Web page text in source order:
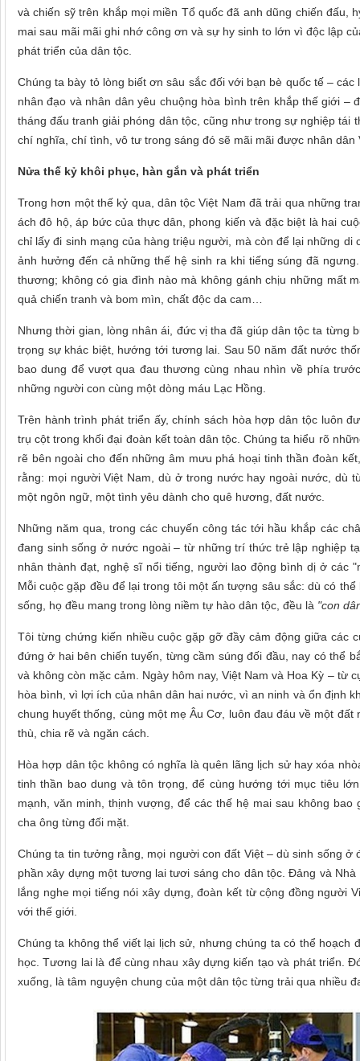
và chiến sỹ trên khắp mọi miền Tổ quốc đã anh dũng chiến đấu,
mai sau mãi mãi ghi nhớ công ơn và sự hy sinh to lớn vì độc lập
phát triển của dân tộc.
Chúng ta bày tỏ lòng biết ơn sâu sắc đối với bạn bè quốc tế –
nhân đạo và nhân dân yêu chuộng hòa bình trên khắp thế giới
tháng đấu tranh giải phóng dân tộc, cũng như trong sự nghiệp
chí nghĩa, chí tình, vô tư trong sáng đó sẽ mãi mãi được nhân
Nửa thế kỷ khôi phục, hàn gắn và phát triển
Trong hơn một thế kỷ qua, dân tộc Việt Nam đã trải qua những
ách đô hộ, áp bức của thực dân, phong kiến và đặc biệt là hai
chỉ lấy đi sinh mạng của hàng triệu người, mà còn để lại những
ảnh hưởng đến cả những thế hệ sinh ra khi tiếng súng đã
thương; không có gia đình nào mà không gánh chịu những mất
quả chiến tranh và bom mìn, chất độc da cam…
Nhưng thời gian, lòng nhân ái, đức vị tha đã giúp dân tộc ta
trọng sự khác biệt, hướng tới tương lai. Sau 50 năm đất nước
bao dung để vượt qua đau thương cùng nhau nhìn về phía
những người con cùng một dòng máu Lạc Hồng.
Trên hành trình phát triển ấy, chính sách hòa hợp dân tộc luôn
trụ cột trong khối đại đoàn kết toàn dân tộc. Chúng ta hiểu rõ
rẽ bên ngoài cho đến những âm mưu phá hoại tinh thần đoàn
rằng: mọi người Việt Nam, dù ở trong nước hay ngoài nước, dù
một ngôn ngữ, một tình yêu dành cho quê hương, đất nước.
Những năm qua, trong các chuyến công tác tới hầu khắp các
đang sinh sống ở nước ngoài – từ những trí thức trẻ lập nghiệp
nhân thành đạt, nghệ sĩ nổi tiếng, người lao động bình dị ở các
Mỗi cuộc gặp đều để lại trong tôi một ấn tượng sâu sắc: dù có
sống, họ đều mang trong lòng niềm tự hào dân tộc, đều là "con
Tôi từng chứng kiến nhiều cuộc gặp gỡ đầy cảm động giữa các
đứng ở hai bên chiến tuyến, từng cầm súng đối đầu, nay có thể
và không còn mặc cảm. Ngày hôm nay, Việt Nam và Hoa Kỳ –
hòa bình, vì lợi ích của nhân dân hai nước, vì an ninh và ổn định
chung huyết thống, cùng một mẹ Âu Cơ, luôn đau đáu về một
thù, chia rẽ và ngăn cách.
Hòa hợp dân tộc không có nghĩa là quên lãng lịch sử hay xóa
tinh thần bao dung và tôn trọng, để cùng hướng tới mục tiêu
mạnh, văn minh, thịnh vượng, để các thế hệ mai sau không
cha ông từng đối mặt.
Chúng ta tin tưởng rằng, mọi người con đất Việt – dù sinh sống
phần xây dựng một tương lai tươi sáng cho dân tộc. Đảng và
lắng nghe mọi tiếng nói xây dựng, đoàn kết từ cộng đồng người
với thế giới.
Chúng ta không thể viết lại lịch sử, nhưng chúng ta có thể
học. Tương lai là để cùng nhau xây dựng kiến tạo và phát triển.
xuống, là tâm nguyện chung của một dân tộc từng trải qua nhiều